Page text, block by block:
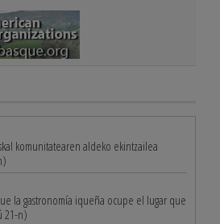
komunitatearen aldeko ekintzailea
la gastronomía iqueña ocupe el lugar que
21-n)